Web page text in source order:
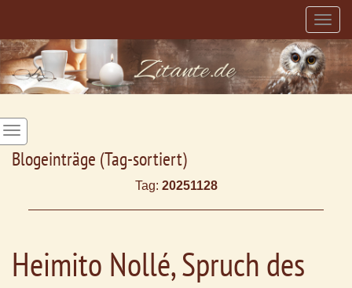
Blogeinträge (Tag-sortiert)
Tag: 20251128
Heimito Nollé, Spruch des